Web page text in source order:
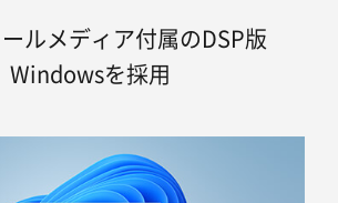
ルメディア付属のDSP版
Windowsを採用